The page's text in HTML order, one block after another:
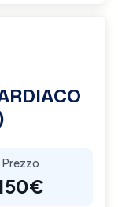
Prezzo